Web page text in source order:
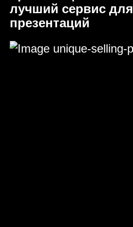
лучший сервис для
презентаций